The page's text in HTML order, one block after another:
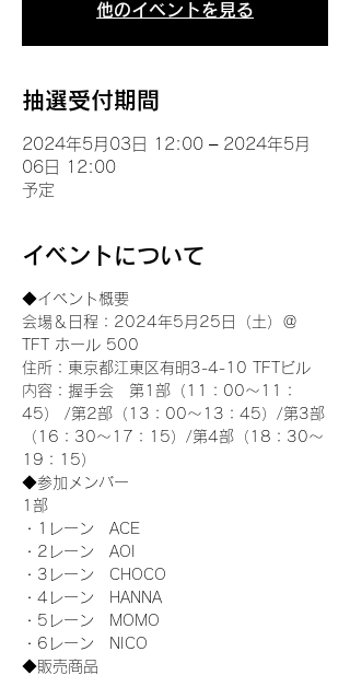
他のイベントを見る
抽選受付期間
2024年5月03日 12:00 – 2024年5月
06日 12:00
予定
イベントについて
◆イベント概要
会場＆日程：2024年5月25日（土）＠
TFT ホール 500
住所：東京都江東区有明3-4-10 TFTビル
内容：握手会　第1部（11：00～11：
45） /第2部（13：00～13：45）/第3部
（16：30～17：15）/第4部（18：30～
19：15）
◆参加メンバー
1部
・1レーン　ACE
・2レーン　AOI
・3レーン　CHOCO
・4レーン　HANNA
・5レーン　MOMO
・6レーン　NICO
◆販売商品